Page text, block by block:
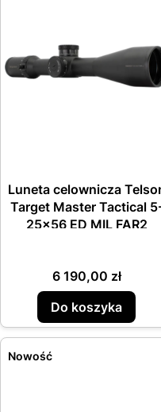
Luneta celownicza
Target Master Tactical
25x56 ED MIL FAR2
Cena
6 190,00 zł
Do koszyka
Nowość